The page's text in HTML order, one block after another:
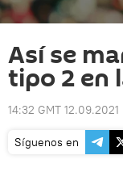
Así se
tipo 2 en
14:32 GMT 12.09.2021
Síguenos en